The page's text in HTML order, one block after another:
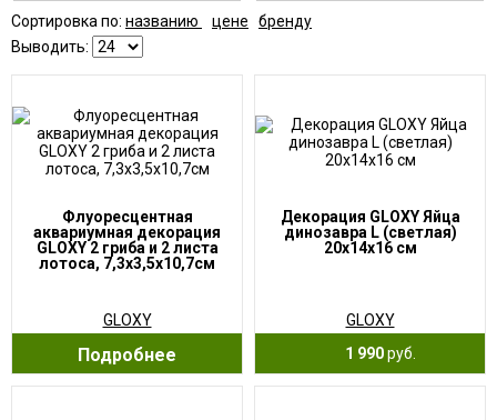
Сортировка по: названию цене
бренду
Выводить:
Флуоресцентная
аквариумная декорация
GLOXY 2 гриба и 2 листа
лотоса, 7,3х3,5х10,7см
GLOXY
Подробнее
Декорация GLOXY Яйца
динозавра L (светлая)
20х14х16 см
GLOXY
1 990руб.